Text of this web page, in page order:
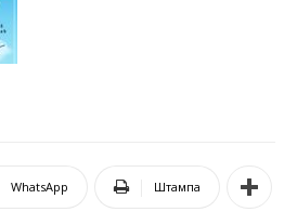
WhatsApp Штампа